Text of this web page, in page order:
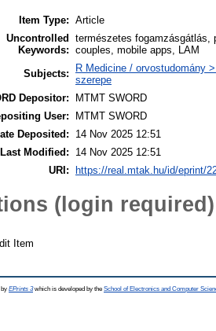
Item Type: Article
Uncontrolled
Keywords:
természetes fogamzásgátlás,
couples, mobile apps, LAM
Subjects:
R Medicine / orvostudomány
szerepe
Depositor:
MTMT SWORD
User:
MTMT SWORD
Deposited:
14 Nov 2025 12:51
Last Modified:
14 Nov 2025 12:51
URI:
https://real.mtak.hu/id/eprint/
(login required)
Item
EPrints 3which is developed by the School of Electronics and Computer